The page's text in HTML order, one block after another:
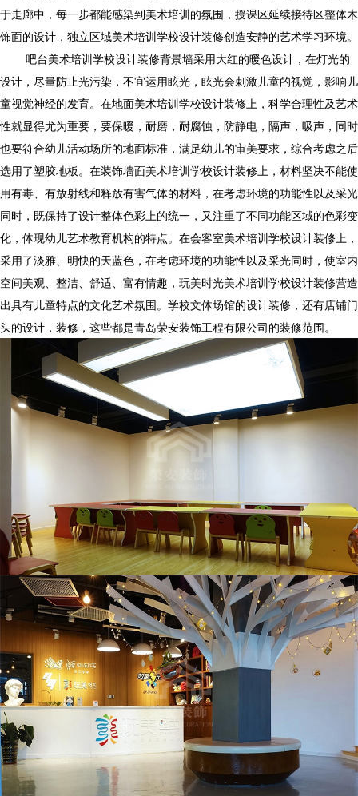
于走廊中，每一步都能感染到美术培训的氛围，授课区延续接待区整体木
饰面的设计，独立区域美术培训学校设计装修创造安静的艺术学习环境。
吧台美术培训学校设计装修背景墙采用大红的暖色设计，在灯光的
设计，尽量防止光污染，不宜运用眩光，眩光会刺激儿童的视觉，影响儿
童视觉神经的发育。在地面美术培训学校设计装修上，科学合理性及艺术
性就显得尤为重要，要保暖，耐磨，耐腐蚀，防静电，隔声，吸声，同时
也要符合幼儿活动场所的地面标准，满足幼儿的审美要求，综合考虑之后
选用了塑胶地板。在装饰墙面美术培训学校设计装修上，材料坚决不能使
用有毒、有放射线和释放有害气体的材料，在考虑环境的功能性以及采光
同时，既保持了设计整体色彩上的统一，又注重了不同功能区域的色彩变
化，体现幼儿艺术教育机构的特点。在会客室美术培训学校设计装修上，
采用了淡雅、明快的天蓝色，在考虑环境的功能性以及采光同时，使室内
空间美观、整洁、舒适、富有情趣，玩美时光美术培训学校设计装修营造
出具有儿童特点的文化艺术氛围。学校文体场馆的设计装修，还有店铺门
头的设计，装修，这些都是青岛荣安装饰工程有限公司的装修范围。